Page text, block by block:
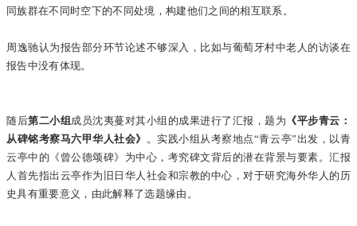
同族群在不同时空下的不同处境，构建他们之间的相互联系。
周逸驰认为报告部分环节论述不够深入，比如与葡萄牙村中老人的访谈在
报告中没有体现。
随后第二小组成员沈夷蔓对其小组的成果进行了汇报，题为 《平步青云：
从碑铭考察马六甲华人社会》 。实践小组从考察地点“青云亭”出发，以青
云亭中的《曾公德颂碑》为中心，考究碑文背后的潜在背景与要素。汇报
人首先指出云亭作为旧日华人社会和宗教的中心，对于研究海外华人的历
史具有重要意义，由此解释了选题缘由。